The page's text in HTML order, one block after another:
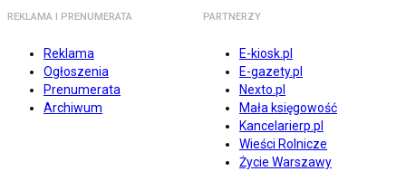
REKLAMA I PRENUMERATA
Reklama
Ogłoszenia
Prenumerata
Archiwum
PARTNERZY
E-kiosk.pl
E-gazety.pl
Nexto.pl
Mała księgowość
Kancelarierp.pl
Wieści Rolnicze
Życie Warszawy